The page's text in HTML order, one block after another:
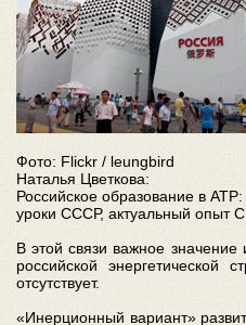
Фото: Flickr / leungbird
Наталья Цветкова:
Российское образование в
уроки СССР, актуальный опыт
В этой связи важное значение
российской энергетической
отсутствует.
«Инерционный вариант»